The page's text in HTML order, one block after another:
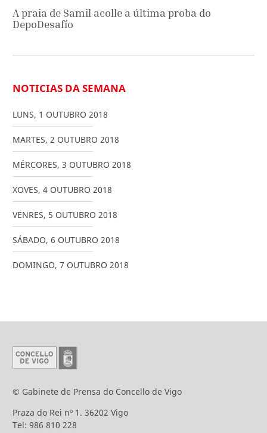
A praia de Samil acolle a última proba do
DepoDesafío
NOTICIAS DA SEMANA
LUNS, 1 OUTUBRO 2018
MARTES, 2 OUTUBRO 2018
MÉRCORES, 3 OUTUBRO 2018
XOVES, 4 OUTUBRO 2018
VENRES, 5 OUTUBRO 2018
SÁBADO, 6 OUTUBRO 2018
DOMINGO, 7 OUTUBRO 2018
© Gabinete de Prensa do Concello de Vigo
Praza do Rei nº 1. 36202 Vigo
Tel: 986 810 228